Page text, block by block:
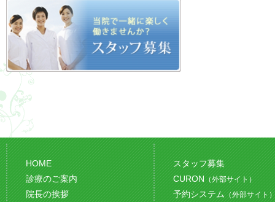
HOME
診療のご案内
院長の挨拶
スタッフ募集
CURON （外部サイト）
予約システム （外部サイト